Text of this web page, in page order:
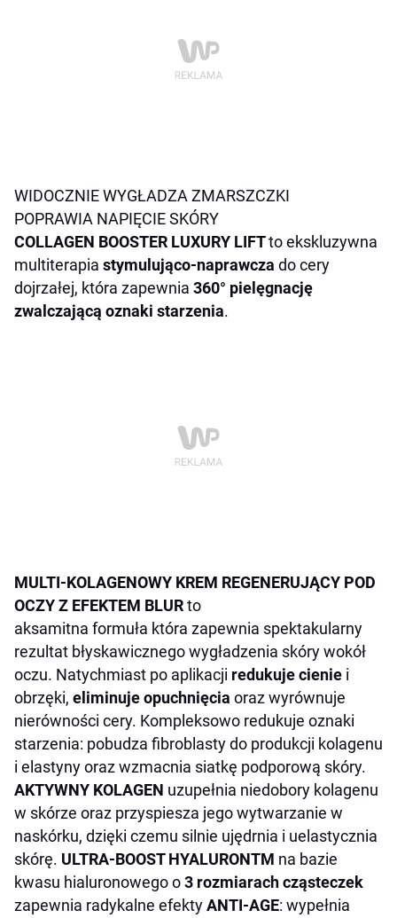
WIDOCZNIE WYGŁADZA ZMARSZCZKI
POPRAWIA NAPIĘCIE SKÓRY
COLLAGEN BOOSTER LUXURY LIFTto ekskluzywna
multiterapia stymulująco-naprawcza do cery
dojrzałej, która zapewnia 360° pielęgnację
zwalczającą oznaki starzenia.
MULTI-KOLAGENOWY KREM REGENERUJĄCY POD
OCZY Z EFEKTEM BLURto
aksamitna formuła która zapewnia spektakularny
rezultat błyskawicznego wygładzenia skóry wokół
oczu. Natychmiast po aplikacji redukuje cienie i
obrzęki, eliminuje opuchnięcia oraz wyrównuje
nierówności cery. Kompleksowo redukuje oznaki
starzenia: pobudza fibroblasty do produkcji kolagenu
i elastyny oraz wzmacnia siatkę podporową skóry.
AKTYWNY KOLAGEN uzupełnia niedobory kolagenu
w skórze oraz przyspiesza jego wytwarzanie w
naskórku, dzięki czemu silnie ujędrnia i uelastycznia
skórę. ULTRA-BOOST HYALURONTM na bazie
kwasu hialuronowego o3 rozmiarach cząsteczek
zapewnia radykalne efektyANTI-AGE: wypełnia